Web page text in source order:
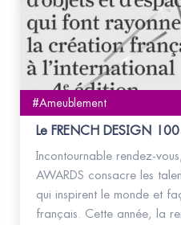
#Ameublement
Le FRENCH DESIGN
Incontournable rendez-
AWARDS consacre les
qui inspirent le monde et
français. Cette année, la